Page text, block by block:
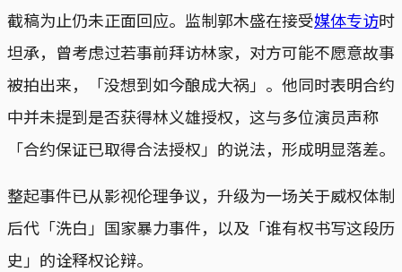
截稿为止仍未正面回应。监制郭木盛在接受媒体专访时
坦承，曾考虑过若事前拜访林家，对方可能不愿意故事
被拍出来，「没想到如今酿成大祸」。他同时表明合约
中并未提到是否获得林义雄授权，这与多位演员声称
「合约保证已取得合法授权」的说法，形成明显落差。
整起事件已从影视伦理争议，升级为一场关于威权体制
后代「洗白」国家暴力事件，以及「谁有权书写这段历
史」的诠释权论辩。